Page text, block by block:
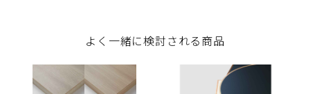
よく一緒に検討される商品